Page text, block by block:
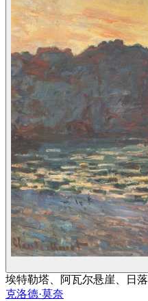
埃特勒塔、阿瓦尔悬崖、日落
克洛德·莫奈